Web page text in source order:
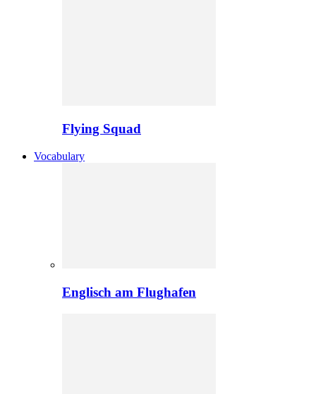
Flying Squad
Vocabulary
Englisch am Flughafen